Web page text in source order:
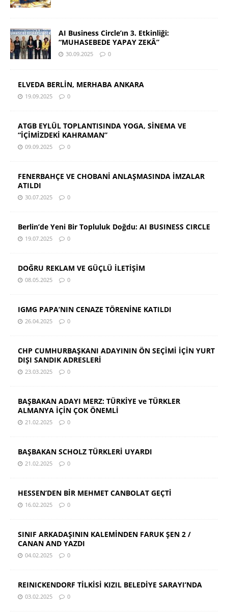
AI Business Circle’ın 3. Etkinliği:
“MUHASEBEDE YAPAY ZEKÂ”
30.09.2025 0
ELVEDA BERLİN, MERHABA ANKARA
19.09.2025 0
ATGB EYLÜL TOPLANTISINDA YOGA, SİNEMA VE
“İÇİMİZDEKİ KAHRAMAN”
09.09.2025 0
FENERBAHÇE VE CHOBANİ ANLAŞMASINDA İMZALAR
ATILDI
30.07.2025 0
Berlin’de Yeni Bir Topluluk Doğdu: AI BUSINESS CIRCLE
19.07.2025 0
DOĞRU REKLAM VE GÜÇLÜ İLETİŞİM
08.05.2025 0
IGMG PAPA’NIN CENAZE TÖRENİNE KATILDI
26.04.2025 0
CHP CUMHURBAŞKANI ADAYININ ÖN SEÇİMİ İÇİN YURT
DIŞI SANDIK ADRESLERİ
23.03.2025 0
BAŞBAKAN ADAYI MERZ: TÜRKİYE ve TÜRKLER
ALMANYA İÇİN ÇOK ÖNEMLİ
21.02.2025 0
BAŞBAKAN SCHOLZ TÜRKLERİ UYARDI
21.02.2025 0
HESSEN’DEN BİR MEHMET CANBOLAT GEÇTİ
16.02.2025 0
SINIF ARKADAŞININ KALEMİNDEN FARUK ŞEN 2 /
CANAN AND YAZDI
04.02.2025 0
REINICKENDORF TİLKİSİ KIZIL BELEDİYE SARAYI’NDA
03.02.2025 0